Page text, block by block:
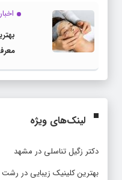
لینک‌های ویژه
دکتر زگیل تناسلی در مشهد
بهترین کلینیک زیبایی در رشت